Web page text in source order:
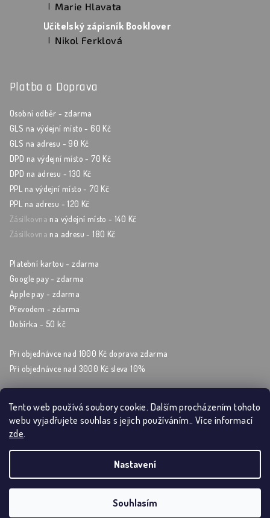
Tento web používá soubory cookie. Dalším procházením tohoto
webu vyjadřujete souhlas s jejich používáním.. Více informací
zde.
Nastavení
Souhlasím
Hodnocení produktu je 5 z 5 hvězdiček.
| Marie Hlavata
Učitelský zápisník Booklover
Hodnocení produktu je 5 z 5 hvězdiček.
| Nikol Ferklová
Platba a Doprava
Osobní odběr - zdarma
GLS na výdejní místo - 60 Kč
GLS na adresu - 90 Kč
DPD na výdejní místo - 70 Kč
DPD na adresu - 130 Kč
PPL na výdejní místo - 70 Kč
PPL na adresu - 120 Kč
Zásilkovna na výdejní místo - 140 Kč
Zásilkovna na adresu - 180 Kč
Platební kartou - zdarma
Google pay - zdarma
Apple pay - zdarma
Převodem - zdarma
Dobírka - 50 kč
Při objednávce nad 1000 Kč doprava zdarma
Při objednávce nad 3000 Kč sleva 10%
Sleduj nás na sockách